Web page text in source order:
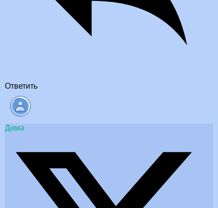
Ответить
Дима